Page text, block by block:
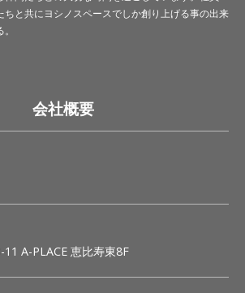
ちと共にヨシノスペースでしか創り上げる事の出来
会社概要
A-PLACE 恵比寿東8F